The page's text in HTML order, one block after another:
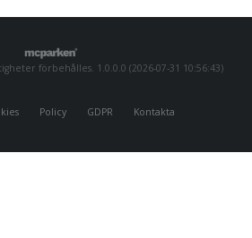
förbehålles. 1.0.0.0 (2026-07-31 10:56:43)
Policy GDPR Kontakta